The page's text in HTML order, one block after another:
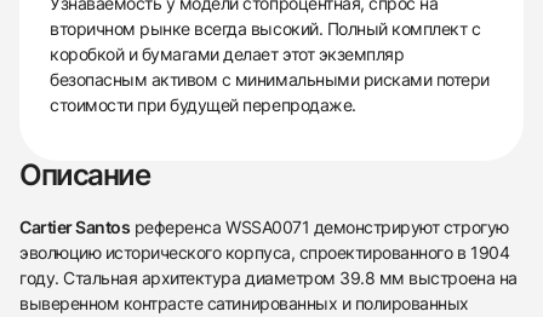
вторичном рынке всегда высокий. Полный комплект с
коробкой и бумагами делает этот экземпляр
безопасным активом с минимальными рисками потери
стоимости при будущей перепродаже.
Описание
Cartier Santos референса WSSA0071 демонстрируют строгую
эволюцию исторического корпуса, спроектированного в 1904
году. Стальная архитектура диаметром 39.8 мм выстроена на
выверенном контрасте сатинированных и полированных